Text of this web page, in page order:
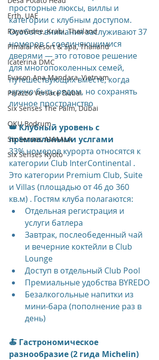
Erth, UAE
Rayavadee, Krabi, Thailand
Pimalai Resort & Spa, Thailand
Icaterina DMC
Evason Ana Mandara, Vietnam
Palazzo Versace Dubai
Six Senses The Palm, Dubai
OKU Bodrum
Six Senses AMAALA
Six Senses Kyoto
просторные люксы, виллы и
категории с клубным доступом.
Особого внимания заслуживают 37
номеров с соединяющимися
дверями — это готовое решение
для многопоколенных семей,
путешествующих вместе, когда
нужно быть рядом, но сохранять
личное пространство
👑 Клубный уровень с
премиальными услгами
33% номеров курорта относятся к
категории Club InterContinental .
Это категории Premium Club, Suite
и Villas (площадью от 46 до 360
кв.м) . Гостям клуба полагаются:
Отдельная регистрация и
услуги батлера
Завтрак, послеобеденный чай
и вечерние коктейли в Club
Lounge
Доступ в отдельный Club Pool
Премиальные удобства BYREDO
Безалкогольные напитки из
мини-бара (пополнение раз в
день)
🍝 Гастрономическое
разнообразие (2 гида Michelin)